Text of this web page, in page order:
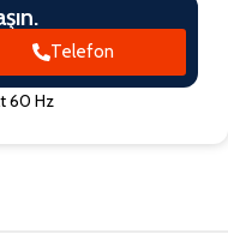
Telefon
60 Hz